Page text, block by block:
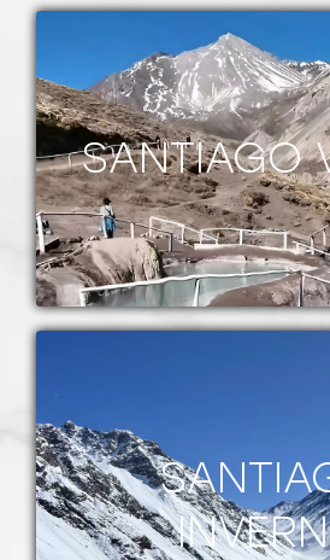
SANTIAGO